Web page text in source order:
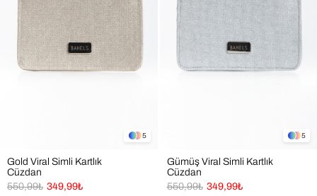
5
Gold Viral Simli Kartlık
Cüzdan
349,99₺
550,99₺
5
Gümüş Viral Simli Kartlık
Cüzdan
349,99₺
550,99₺